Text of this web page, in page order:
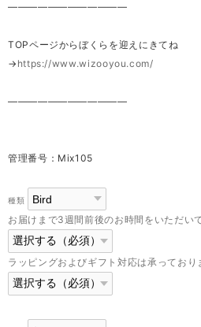
————————————
TOPページからぼくらを迎えにきてね
→ https://www.wizooyou.com/
————————————
管理番号：Mix105
種類
お届けまで3週間前後のお時間をいただい
ラッピングおよびギフト対応は承っており